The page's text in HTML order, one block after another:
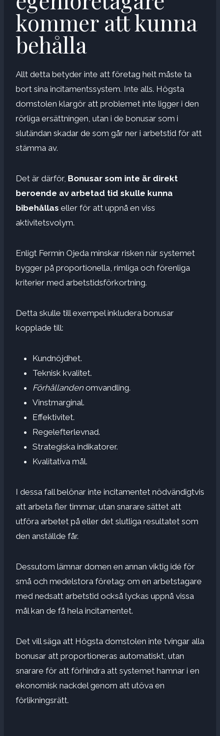
kommer att kunna
behålla
Allt detta betyder inte att företag helt måste ta
bort sina incitamentssystem. Inte alls. Högsta
domstolen klargör att problemet inte ligger i den
rörliga ersättningen, utan i de bonusar som i
slutändan skadar de som går ner i arbetstid för att
stämma av.
Det är därför, Bonusar som inte är direkt
beroende av arbetad tid skulle kunna
bibehållas eller för att uppnå en viss
aktivitetsvolym.
Enligt Fermín Ojeda minskar risken när systemet
bygger på proportionella, rimliga och förenliga
kriterier med arbetstidsförkortning.
Detta skulle till exempel inkludera bonusar
kopplade till:
Kundnöjdhet.
Teknisk kvalitet.
Förhållandenomvandling.
Vinstmarginal.
Effektivitet.
Regelefterlevnad.
Strategiska indikatorer.
Kvalitativa mål.
I dessa fall belönar inte incitamentet nödvändigtvis
att arbeta fler timmar, utan snarare sättet att
utföra arbetet på eller det slutliga resultatet som
den anställde får.
Dessutom lämnar domen en annan viktig idé för
små och medelstora företag: om en arbetstagare
med nedsatt arbetstid också lyckas uppnå vissa
mål kan de få hela incitamentet.
Det vill säga att Högsta domstolen inte tvingar alla
bonusar att proportioneras automatiskt, utan
snarare för att förhindra att systemet hamnar i en
ekonomisk nackdel genom att utöva en
förlikningsrätt.